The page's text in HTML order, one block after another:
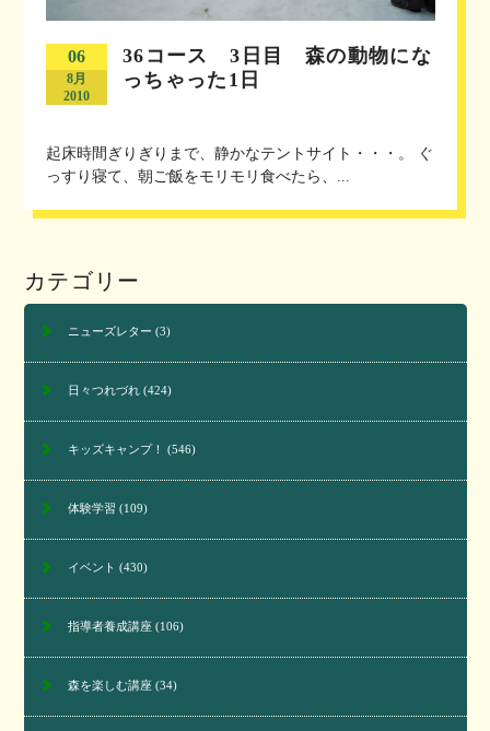
06
8月
2010
36コース 3日目 森の動物にな
っちゃった1日
起床時間ぎりぎりまで、静かなテントサイト・・・。 ぐ
っすり寝て、朝ご飯をモリモリ食べたら、...
カテゴリー
ニューズレター (3)
日々つれづれ(424)
キッズキャンプ！ (546)
体験学習 (109)
イベント (430)
指導者養成講座(106)
森を楽しむ講座(34)